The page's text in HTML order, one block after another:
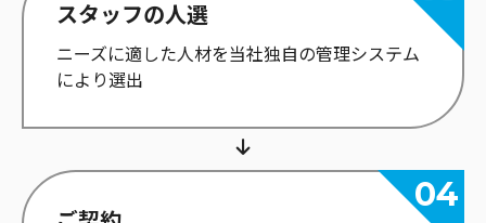
スタッフの人選
ニーズに適した人材を当社独自の管理システム
により選出